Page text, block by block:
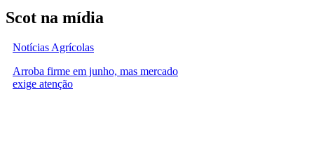
Scot na mídia
Notícias Agrícolas
Arroba firme em junho, mas mercado
exige atenção